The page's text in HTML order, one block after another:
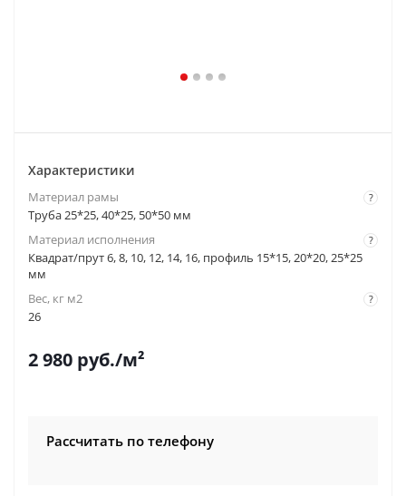
Характеристики
?
Материал рамы
Труба 25*25, 40*25, 50*50 мм
?
Материал исполнения
Квадрат/прут 6, 8, 10, 12, 14, 16, профиль 15*15, 20*20, 25*25
мм
?
Вес, кг м2
26
2 980 руб./м²
Рассчитать по телефону